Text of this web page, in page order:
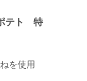
テト 特
を使用